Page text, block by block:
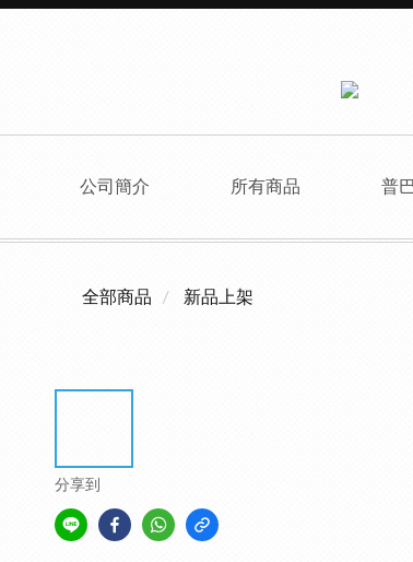
公司簡介 所有商品 普
全部商品 新品上架
分享到